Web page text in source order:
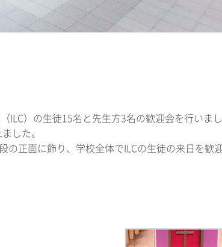
）の生徒15名と先生方3名の歓迎会を行いま
した。
正面に飾り、学校全体でILCの生徒の来日を歓